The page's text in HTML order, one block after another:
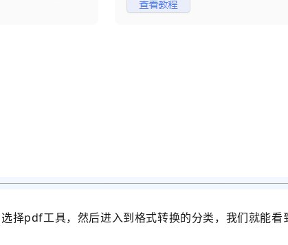
择pdf工具，然后进入到格式转换的分类，我们就能看